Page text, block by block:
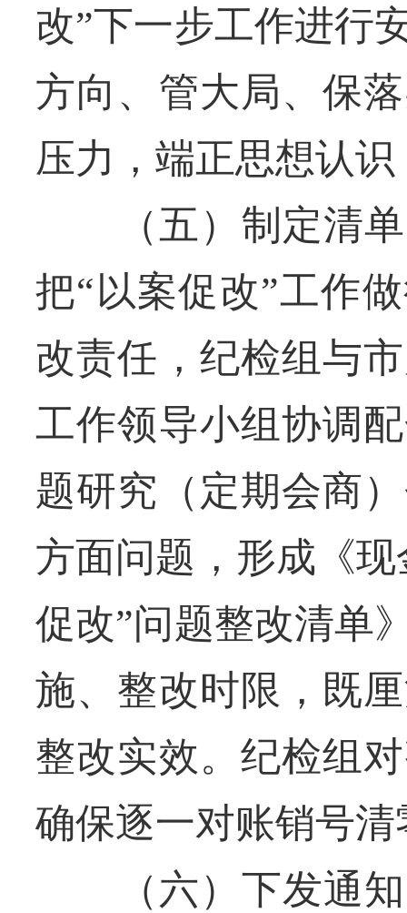
改”下一步工作进行
方向、管大局、保
压力，端正思想认
（五）制定清单
把“以案促改”工作
改责任，纪检组与
工作领导小组协调
题研究（定期会商
方面问题，形成《
促改”问题整改清单
施、整改时限，既
整改实效。纪检组
确保逐一对账销号清
（六）下发通知